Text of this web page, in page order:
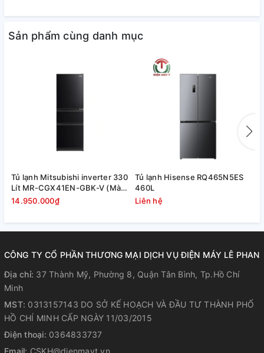
Tùy chỉnh nhiệt độ theo nhu cầu
mức nhiệt phù hợp tùy theo từng loại cũng như lượng thực
phẩm cần lưu trữ. Nhờ đó, tối ưu hiệu quả làm lạnh để thực
phẩm được bảo quản trong thời gian lâu hơn.
Sản phẩm cùng danh mục
Tủ lạnh Mitsubishi inverter 330
Lít MR-CGX41EN-GBK-V (Màu
đen)
14.950.000₫
Tủ lạnh Hisense RQ465N5ES
460L
Liên hệ
CÔNG TY CỔ PHẦN THƯƠNG MẠI DỊCH VỤ ĐIỆN MÁY LÊ PHAN
Địa chỉ: 37 Thành Mỹ, Phường 8, Quận Tân Bình, Tp.Hồ Chí
Minh
MST: 0313157143 DO SỞ KẾ HOẠCH VÀ ĐẦU TƯ THÀNH PHỐ
HỒ CHÍ MINH CẤP NGÀY 11/03/2015
Điện thoại: 0364833737
Email: CSKH@dienmayt.vn